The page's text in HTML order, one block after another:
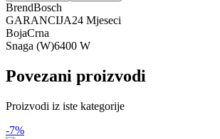
BrendBosch
GARANCIJA24 Mjeseci
BojaCrna
Snaga (W)6400 W
Povezani proizvodi
Proizvodi iz iste kategorije
-7%